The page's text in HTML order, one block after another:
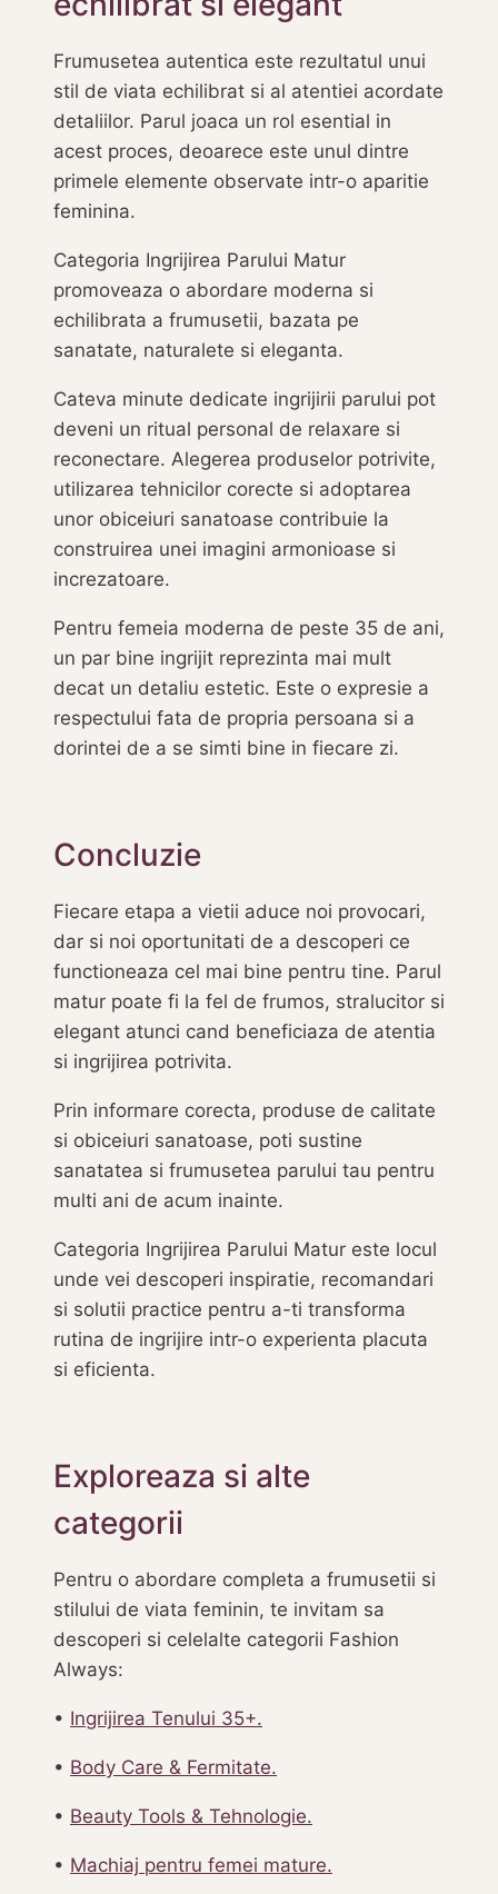
Frumusetea autentica este rezultatul unui
stil de viata echilibrat si al atentiei acordate
detaliilor. Parul joaca un rol esential in
acest proces, deoarece este unul dintre
primele elemente observate intr-o aparitie
feminina.
Categoria Ingrijirea Parului Matur
promoveaza o abordare moderna si
echilibrata a frumusetii, bazata pe
sanatate, naturalete si eleganta.
Cateva minute dedicate ingrijirii parului pot
deveni un ritual personal de relaxare si
reconectare. Alegerea produselor potrivite,
utilizarea tehnicilor corecte si adoptarea
unor obiceiuri sanatoase contribuie la
construirea unei imagini armonioase si
increzatoare.
Pentru femeia moderna de peste 35 de ani,
un par bine ingrijit reprezinta mai mult
decat un detaliu estetic. Este o expresie a
respectului fata de propria persoana si a
dorintei de a se simti bine in fiecare zi.
Concluzie
Fiecare etapa a vietii aduce noi provocari,
dar si noi oportunitati de a descoperi ce
functioneaza cel mai bine pentru tine. Parul
matur poate fi la fel de frumos, stralucitor si
elegant atunci cand beneficiaza de atentia
si ingrijirea potrivita.
Prin informare corecta, produse de calitate
si obiceiuri sanatoase, poti sustine
sanatatea si frumusetea parului tau pentru
multi ani de acum inainte.
Categoria Ingrijirea Parului Matur este locul
unde vei descoperi inspiratie, recomandari
si solutii practice pentru a-ti transforma
rutina de ingrijire intr-o experienta placuta
si eficienta.
Exploreaza si alte
categorii
Pentru o abordare completa a frumusetii si
stilului de viata feminin, te invitam sa
descoperi si celelalte categorii Fashion
Always:
• Ingrijirea Tenului 35+.
• Body Care & Fermitate.
• Beauty Tools & Tehnologie.
• Machiaj pentru femei mature.